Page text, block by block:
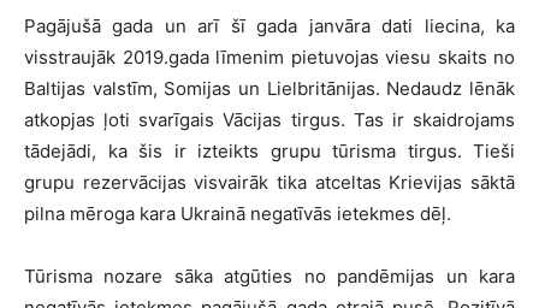
Pagājušā gada un arī šī gada janvāra dati liecina, ka
visstraujāk 2019.gada līmenim pietuvojas viesu skaits no
Baltijas valstīm, Somijas un Lielbritānijas. Nedaudz lēnāk
atkopjas ļoti svarīgais Vācijas tirgus. Tas ir skaidrojams
tādejādi, ka šis ir izteikts grupu tūrisma tirgus. Tieši
grupu rezervācijas visvairāk tika atceltas Krievijas sāktā
pilna mēroga kara Ukrainā negatīvās ietekmes dēļ.
Tūrisma nozare sāka atgūties no pandēmijas un kara